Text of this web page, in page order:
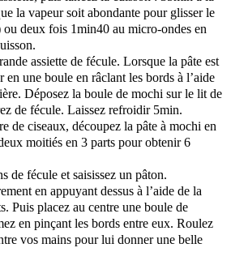
la vapeur soit abondante pour glisser le
ou deux fois 1min40 au micro-ondes en
assiette de fécule. Lorsque la pâte est
en une boule en râclant les bords à l’aide
Déposez la boule de mochi sur le lit de
de fécule. Laissez refroidir 5min.
de ciseaux, découpez la pâte à mochi en
moitiés en 3 parts pour obtenir 6
de fécule et saisissez un pâton.
en appuyant dessus à l’aide de la
Puis placez au centre une boule de
en pinçant les bords entre eux. Roulez
vos mains pour lui donner une belle